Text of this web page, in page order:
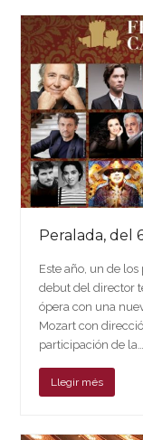
Peralada, del
Este año, un de
debut del director
ópera con una
Mozart con
participación de la…
Llegir més